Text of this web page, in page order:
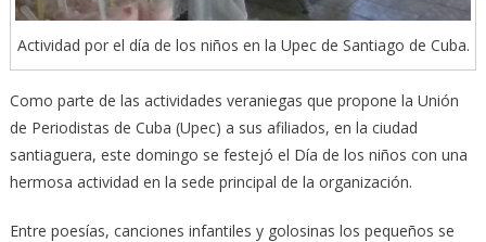
Actividad por el día de los niños en la Upec de Santiago de Cuba.
Como parte de las actividades veraniegas que propone la Unión
de Periodistas de Cuba (Upec) a sus afiliados, en la ciudad
santiaguera, este domingo se festejó el Día de los niños con una
hermosa actividad en la sede principal de la organización.
Entre poesías, canciones infantiles y golosinas los pequeños se